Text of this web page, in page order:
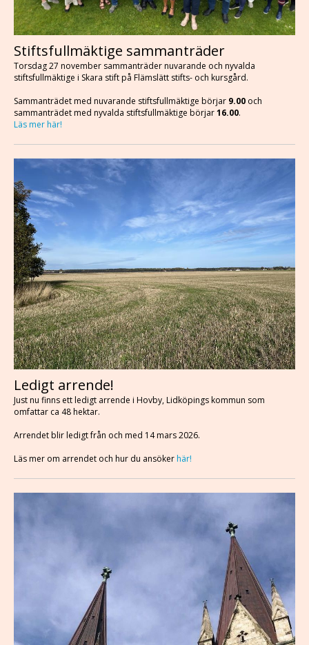
Stiftsfullmäktige sammanträder
Torsdag 27 november sammanträder nuvarande och nyvalda
stiftsfullmäktige i Skara stift på Flämslätt stifts- och kursgård.
Sammanträdet med nuvarande stiftsfullmäktige börjar 9.00 och
sammanträdet med nyvalda stiftsfullmäktige börjar16.00.
Läs mer här!
Ledigt arrende!
Just nu finns ett ledigt arrende i Hovby, Lidköpings kommun som
omfattar ca 48 hektar.
Arrendet blir ledigt från och med 14 mars 2026.
Läs mer om arrendet och hur du ansökerhär!